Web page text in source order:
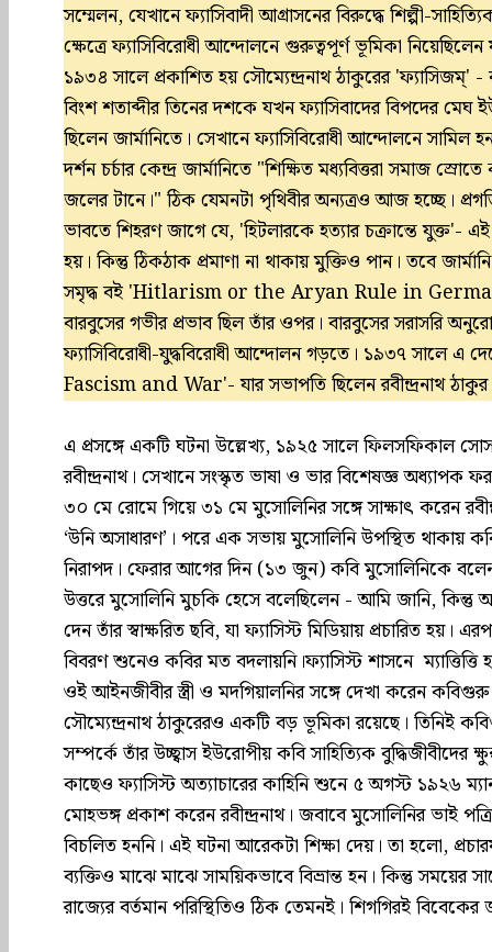
সম্মেলন, যেখানে ফ্যাসিবাদী আগ্রাসনের বিরুদ্ধে শিল্পী-
ক্ষেত্রে ফ্যাসিবিরোধী আন্দোলনে গুরুত্বপূর্ণ ভূমিকা নিয়েছিলেন
১৯৩৪ সালে প্রকাশিত হয় সৌম্যেন্দ্রনাথ ঠাকুরের 'ফ্যাসিজম্' -
বিংশ শতাব্দীর তিনের দশকে যখন ফ্যাসিবাদের বিপদের
ছিলেন জার্মানিতে। সেখানে ফ্যাসিবিরোধী আন্দোলনে সামিল
দর্শন চর্চার কেন্দ্র জার্মানিতে "শিক্ষিত মধ্যবিত্তরা সমাজ
জলের টানে।" ঠিক যেমনটা পৃথিবীর অন্যত্রও আজ হচ্ছে।
ভাবতে শিহরণ জাগে যে, 'হিটলারকে হত্যার চক্রান্তে যুক্ত'- এই
হয়। কিন্তু ঠিকঠাক প্রমাণা না থাকায় মুক্তিও পান। তবে
সমৃদ্ধ বই 'Hitlarism or the Aryan Rule in Germany।'
বারবুসের গভীর প্রভাব ছিল তাঁর ওপর। বারবুসের সরাসরি
ফ্যাসিবিরোধী-যুদ্ধবিরোধী আন্দোলন গড়তে। ১৯৩৭ সালে এ
Fascism and War'- যার সভাপতি ছিলেন রবীন্দ্রনাথ ঠাকুর
এ প্রসঙ্গে একটি ঘটনা উল্লেখ্য, ১৯২৫ সালে ফিলসফিকাল
রবীন্দ্রনাথ। সেখানে সংস্কৃত ভাষা ও ভার বিশেষজ্ঞ অধ্যাপক
৩০ মে রোমে গিয়ে ৩১ মে মুসোলিনির সঙ্গে সাক্ষাৎ করেন
‘উনি অসাধারণ’। পরে এক সভায় মুসোলিনি উপস্থিত থাকায়
নিরাপদ। ফেরার আগের দিন (১৩ জুন) কবি মুসোলিনিকে
উত্তরে মুসোলিনি মুচকি হেসে বলেছিলেন - আমি জানি, কিন্তু
দেন তাঁর স্বাক্ষরিত ছবি, যা ফ্যাসিস্ট মিডিয়ায় প্রচারিত হয়।
বিবরণ শুনেও কবির মত বদলায়নি।ফ্যাসিস্ট শাসনে ম্যাত্তিত্তি
ওই আইনজীবীর স্ত্রী ও মদগিয়ালনির সঙ্গে দেখা করেন
সৌম্যেন্দ্রনাথ ঠাকুরেরও একটি বড় ভূমিকা রয়েছে। তিনিই
সম্পর্কে তাঁর উচ্ছ্বাস ইউরোপীয় কবি সাহিত্যিক বুদ্ধিজীবীদের
কাছেও ফ্যাসিস্ট অত্যাচারের কাহিনি শুনে ৫ অগস্ট ১৯২৬
মোহভঙ্গ প্রকাশ করেন রবীন্দ্রনাথ। জবাবে মুসোলিনির ভাই
বিচলিত হননি। এই ঘটনা আরেকটা শিক্ষা দেয়। তা হলো,
ব্যক্তিও মাঝে মাঝে সাময়িকভাবে বিভ্রান্ত হন। কিন্তু
রাজ্যের বর্তমান পরিস্থিতিও ঠিক তেমনই। শিগগিরই